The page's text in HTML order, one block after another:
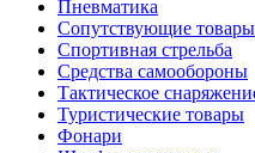
Пневматика
Сопутствующие товары
Спортивная стрельба
Средства самообороны
Тактическое
Туристические товары
Фонари